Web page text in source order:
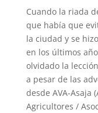
Cuando la riada
que había que
la ciudad y se
en los últimos
olvidado la
a pesar de las
desde AVA-Asaja
Agricultores /